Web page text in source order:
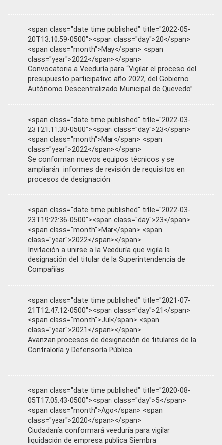
<span class="date time published" title="2022-05-
20T13:10:59-0500"><span class="day">20</span>
<span class="month">May</span> <span
class="year">2022</span></span>
Convocatoria a Veeduría para “Vigilar el proceso del
presupuesto participativo año 2022, del Gobierno
Autónomo Descentralizado Municipal de Quevedo”
<span class="date time published" title="2022-03-
23T21:11:30-0500"><span class="day">23</span>
<span class="month">Mar</span> <span
class="year">2022</span></span>
Se conforman nuevos equipos técnicos y se
ampliarán informes de revisión de requisitos en
procesos de designación
<span class="date time published" title="2022-03-
23T19:22:36-0500"><span class="day">23</span>
<span class="month">Mar</span> <span
class="year">2022</span></span>
Invitación a unirse a la Veeduría que vigila la
designación del titular de la Superintendencia de
Compañías
<span class="date time published" title="2021-07-
21T12:47:12-0500"><span class="day">21</span>
<span class="month">Jul</span> <span
class="year">2021</span></span>
Avanzan procesos de designación de titulares de la
Contraloría y Defensoría Pública
<span class="date time published" title="2020-08-
05T17:05:43-0500"><span class="day">5</span>
<span class="month">Ago</span> <span
class="year">2020</span></span>
Ciudadanía conformará veeduría para vigilar
liquidación de empresa pública Siembra